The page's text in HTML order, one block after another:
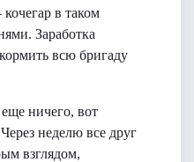
в таком
Заработка
всю бригаду
ничего, вот
неделю все друг
взглядом,